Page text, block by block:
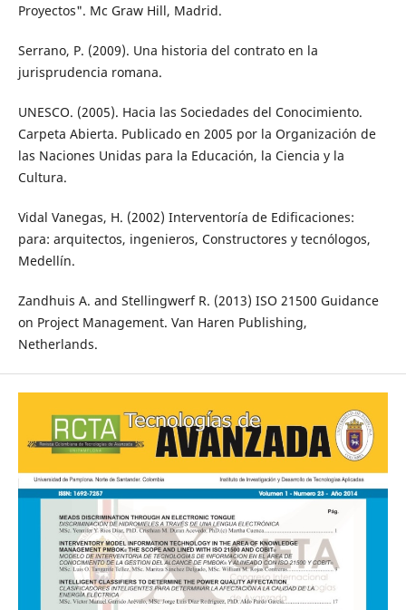
Proyectos". Mc Graw Hill, Madrid.
Serrano, P. (2009). Una historia del contrato en la
jurisprudencia romana.
UNESCO. (2005). Hacia las Sociedades del Conocimiento.
Carpeta Abierta. Publicado en 2005 por la Organización de
las Naciones Unidas para la Educación, la Ciencia y la
Cultura.
Vidal Vanegas, H. (2002) Interventoría de Edificaciones:
para: arquitectos, ingenieros, Constructores y tecnólogos,
Medellín.
Zandhuis A. and Stellingwerf R. (2013) ISO 21500 Guidance
on Project Management. Van Haren Publishing,
Netherlands.